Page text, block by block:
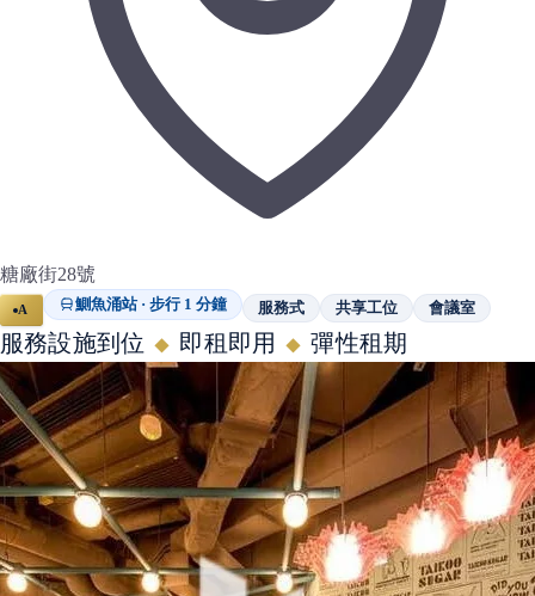
糖廠街28號
A 鰂魚涌站 · 步行 1 分鐘 服務式 共享工位 會議室
服務設施到位 ◆ 即租即用 ◆ 彈性租期